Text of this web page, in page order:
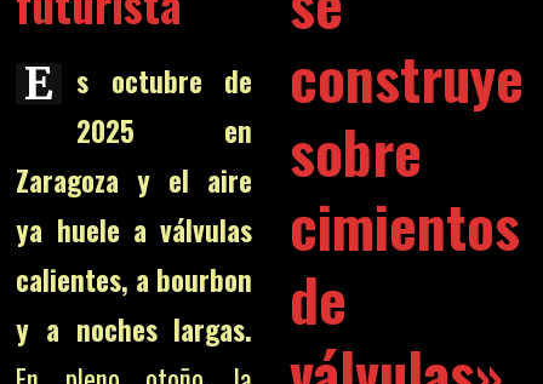
E s octubre de
2025 en
Zaragoza y el aire
ya huele a válvulas
calientes, a bourbon
y a noches largas.
construye
sobre
cimientos
de